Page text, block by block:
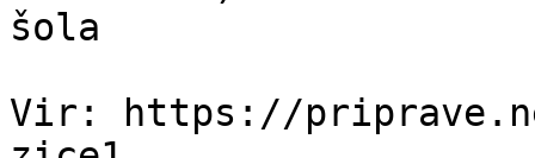
šola
Vir: https://